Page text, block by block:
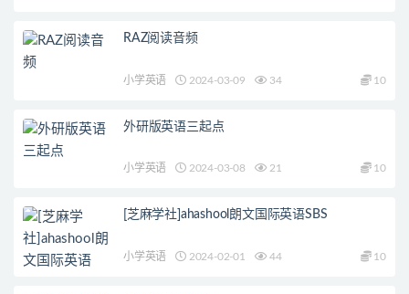
RAZ阅读音频
小学英语 2024-03-09 34 10
外研版英语三起点
小学英语 2024-03-08 21 10
[芝麻学社]ahashool朗文国际英语SBS
小学英语 2024-02-01 44 10